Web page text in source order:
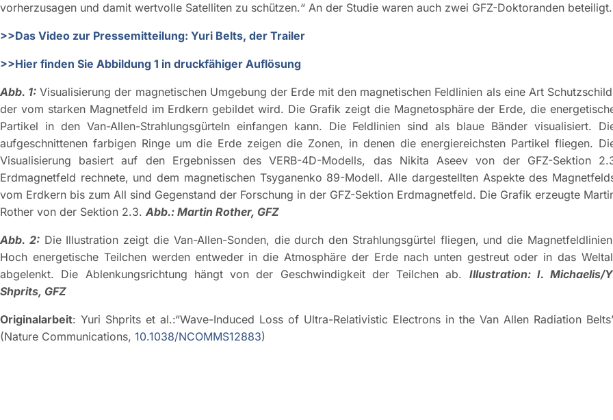
vorherzusagen und damit wertvolle Satelliten zu schützen.“ An der Studie waren auch zwei GFZ-Doktoranden beteiligt.
>>Das Video zur Pressemitteilung: Yuri Belts, der Trailer
>>Hier finden Sie Abbildung 1 in druckfähiger Auflösung
Abb. 1: Visualisierung der magnetischen Umgebung der Erde mit den magnetischen Feldlinien als eine Art
der vom starken Magnetfeld im Erdkern gebildet wird. Die Grafik zeigt die Magnetosphäre der Erde, die
Partikel in den Van-Allen-Strahlungsgürteln einfangen kann. Die Feldlinien sind als blaue Bänder visualisiert.
aufgeschnittenen farbigen Ringe um die Erde zeigen die Zonen, in denen die energiereichsten Partikel fliegen.
Visualisierung basiert auf den Ergebnissen des VERB-4D-Modells, das Nikita Aseev von der GFZ-Sektion
Erdmagnetfeld rechnete, und dem magnetischen Tsyganenko 89-Modell. Alle dargestellten Aspekte des
vom Erdkern bis zum All sind Gegenstand der Forschung in der GFZ-Sektion Erdmagnetfeld. Die Grafik erzeugte
Rother von der Sektion 2.3. Abb.: Martin Rother, GFZ
Abb. 2:Die Illustration zeigt die Van-Allen-Sonden, die durch den Strahlungsgürtel fliegen, und die
Hoch energetische Teilchen werden entweder in die Atmosphäre der Erde nach unten gestreut oder in das
abgelenkt. Die Ablenkungsrichtung hängt von der Geschwindigkeit der Teilchen ab. Illustration: I. Michaelis/
Shprits, GFZ
Originalarbeit: Yuri Shprits et al.:“Wave-Induced Loss of Ultra-Relativistic Electrons in the Van Allen Radiation
(Nature Communications, 10.1038/NCOMMS12883)